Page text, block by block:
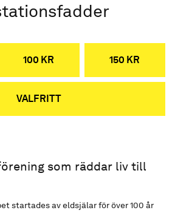
100 KR 150 KR
VALFRITT
som räddar liv till
startades av eldsjälar för över 100 år